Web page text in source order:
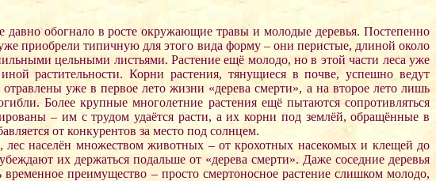
давно обогнало в росте окружающие травы и молодые деревья. Постепенно
приобрели типичную для этого вида форму – они перистые, длиной около
цельными листьями. Растение ещё молодо, но в этой части леса уже
растительности. Корни растения, тянущиеся в почве, успешно ведут
уже в первое лето жизни «дерева смерти», а на второе лето лишь
Более крупные многолетние растения ещё пытаются сопротивляться
– им с трудом удаётся расти, а их корни под землёй, обращённые в
от конкурентов за место под солнцем.
лес населён множеством животных – от крохотных насекомых и клещей до
их держаться подальше от «дерева смерти». Даже соседние деревья
преимущество – просто смертоносное растение слишком молодо,